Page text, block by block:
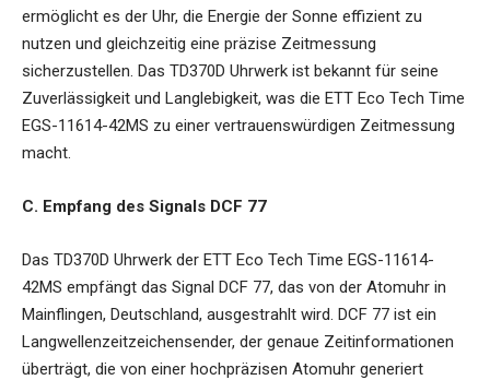
ermöglicht es der Uhr, die Energie der Sonne effizient zu
nutzen und gleichzeitig eine präzise Zeitmessung
sicherzustellen. Das TD370D Uhrwerk ist bekannt für seine
Zuverlässigkeit und Langlebigkeit, was die ETT Eco Tech Time
EGS-11614-42MS zu einer vertrauenswürdigen Zeitmessung
macht.
C. Empfang des Signals DCF 77
Das TD370D Uhrwerk der ETT Eco Tech Time EGS-11614-
42MS empfängt das Signal DCF 77, das von der Atomuhr in
Mainflingen, Deutschland, ausgestrahlt wird. DCF 77 ist ein
Langwellenzeitzeichensender, der genaue Zeitinformationen
überträgt, die von einer hochpräzisen Atomuhr generiert